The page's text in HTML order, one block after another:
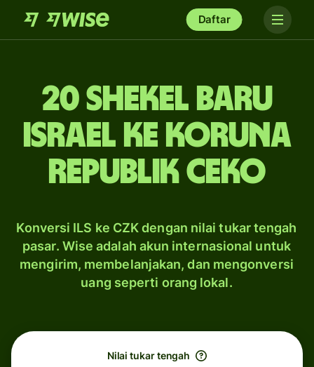
Daftar
20 shekel baru
Israel ke koruna
Republik Ceko
Konversi ILS ke CZK dengan nilai tukar tengah
pasar. Wise adalah akun internasional untuk
mengirim, membelanjakan, dan mengonversi
uang seperti orang lokal.
Nilai tukar tengah